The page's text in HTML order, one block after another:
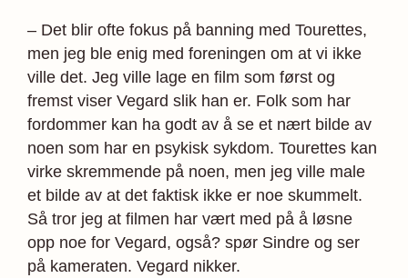
– Det blir ofte fokus på banning med Tourettes,
men jeg ble enig med foreningen om at vi ikke
ville det. Jeg ville lage en film som først og
fremst viser Vegard slik han er. Folk som har
fordommer kan ha godt av å se et nært bilde av
noen som har en psykisk sykdom. Tourettes kan
virke skremmende på noen, men jeg ville male
et bilde av at det faktisk ikke er noe skummelt.
Så tror jeg at filmen har vært med på å løsne
opp noe for Vegard, også? spør Sindre og ser
på kameraten. Vegard nikker.